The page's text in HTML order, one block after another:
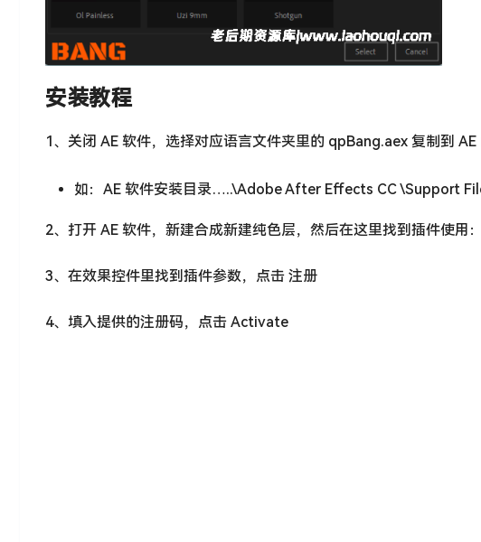
安装教程
1、关闭 AE 软件，选择对应语言文件夹里的 qpBang.aex 复制到 AE
如：AE 软件安装目录…..\Adobe After Effects CC \Support
2、打开 AE 软件，新建合成新建纯色层，然后在这里找到插件使
3、在效果控件里找到插件参数，点击 注册
4、填入提供的注册码，点击 Activate